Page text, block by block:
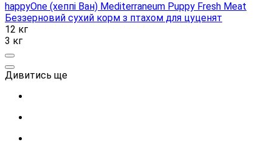
happyOne (хеппі Ван) Mediterraneum Puppy Fresh Meat
Беззерновий сухий корм з птахом для цуценят
12 кг
3 кг
Дивитись ще